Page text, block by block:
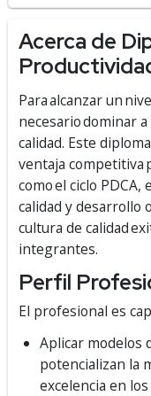
Acerca de
Para alcanzar un
necesario dominar
calidad. Este
ventaja competitiva
como el ciclo
calidad y desarrollo
cultura de calidad
integrantes.
Perfil
El profesional es
Aplicar modelos
potencializan la
excelencia en